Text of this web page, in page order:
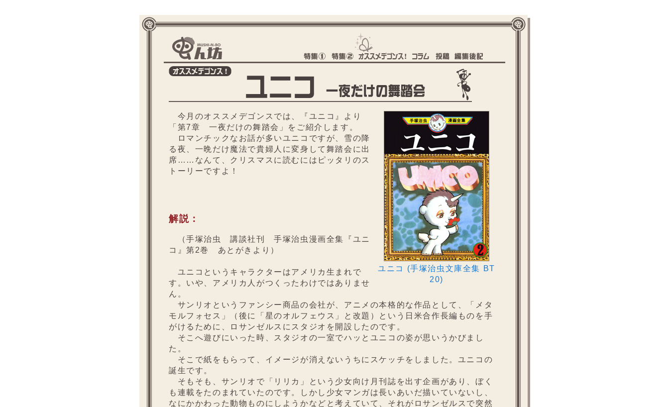
ユニコ (手塚治虫文庫全集 BT
20)
今月のオススメデゴンスでは、『ユニコ』より
「第7章 一夜だけの舞踏会」をご紹介します。
ロマンチックなお話が多いユニコですが、雪の降
る夜、一晩だけ魔法で貴婦人に変身して舞踏会に出
席……なんて、クリスマスに読むにはピッタリのス
トーリーですよ！
解説：
（手塚治虫 講談社刊 手塚治虫漫画全集『ユニ
コ』第2巻 あとがきより）
ユニコというキャラクターはアメリカ生まれで
す。いや、アメリカ人がつくったわけではありませ
ん。
サンリオというファンシー商品の会社が、アニメの本格的な作品として、「メタ
モルフォセス」（後に「星のオルフェウス」と改題）という日米合作長編ものを手
がけるために、ロサンゼルスにスタジオを開設したのです。
そこへ遊びにいった時、スタジオの一室でハッとユニコの姿が思いうかびまし
た。
そこで紙をもらって、イメージが消えないうちにスケッチをしました。ユニコの
誕生です。
そもそも、サンリオで「リリカ」という少女向け月刊誌を出す企画があり、ぼく
も連載をたのまれていたのです。しかし少女マンガは長いあいだ描いていないし、
なにかかわった動物ものにしようかなどと考えていて、それがロサンゼルスで突然